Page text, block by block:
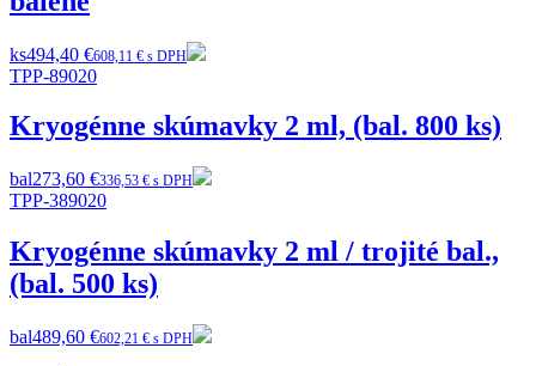
ks494,40 €608,11 € s DPH
TPP-89020
Kryogénne skúmavky 2 ml, (bal. 800 ks)
bal273,60 €336,53 € s DPH
TPP-389020
Kryogénne skúmavky 2 ml / trojité bal.,
(bal. 500 ks)
bal489,60 €602,21 € s DPH